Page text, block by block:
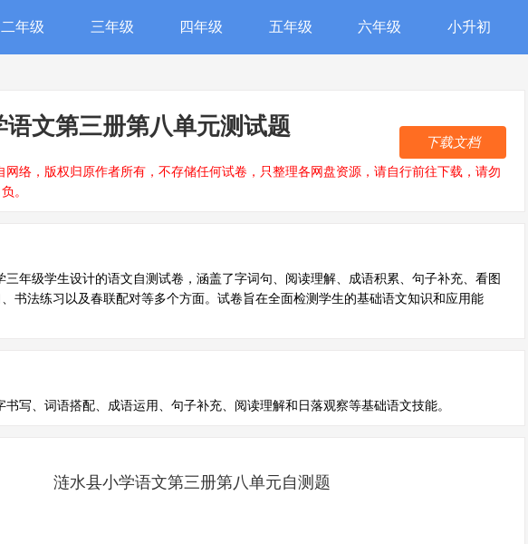
二年级 三年级 四年级 五年级 六年级 小升初
语文第三册第八单元测试题
网络，版权归原作者所有，不存储任何试卷，只整理各网盘资源，请自行前往下载，请勿
。
下载文档
三年级学生设计的语文自测试卷，涵盖了字词句、阅读理解、成语积累、句子补充、看图
书法练习以及春联配对等多个方面。试卷旨在全面检测学生的基础语文知识和应用能
写、词语搭配、成语运用、句子补充、阅读理解和日落观察等基础语文技能。
涟水县小学语文第三册第八单元自测题